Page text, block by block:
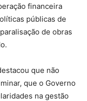
financeira
públicas de
de obras
que não
que o Governo
na gestão